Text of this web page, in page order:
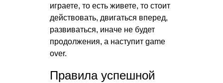
играете, то есть живете, то стоит
действовать, двигаться вперед,
развиваться, иначе не будет
продолжения, а наступит game
over.
Правила успешной